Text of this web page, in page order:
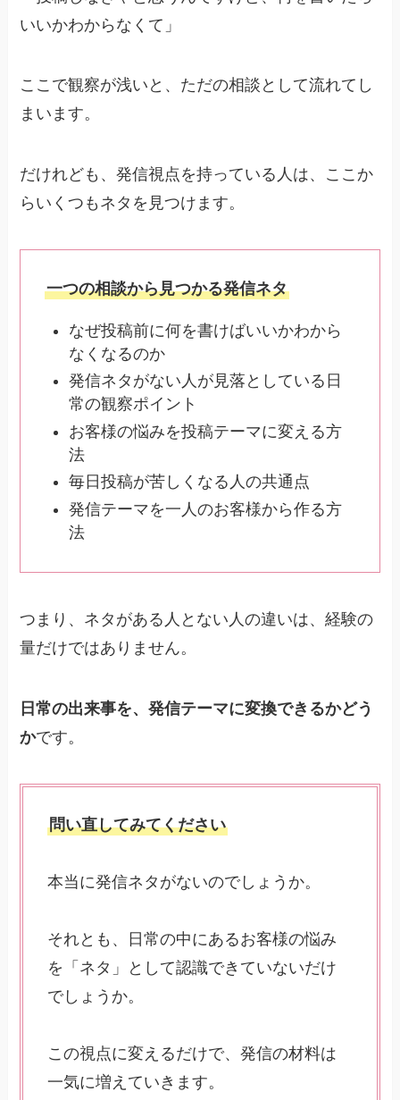
いいかわからなくて」
ここで観察が浅いと、ただの相談として流れてし
まいます。
だけれども、発信視点を持っている人は、ここか
らいくつもネタを見つけます。
一つの相談から見つかる発信ネタ
なぜ投稿前に何を書けばいいかわから
なくなるのか
発信ネタがない人が見落としている日
常の観察ポイント
お客様の悩みを投稿テーマに変える方
法
毎日投稿が苦しくなる人の共通点
発信テーマを一人のお客様から作る方
法
つまり、ネタがある人とない人の違いは、経験の
量だけではありません。
日常の出来事を、発信テーマに変換できるかどう
かです。
問い直してみてください
本当に発信ネタがないのでしょうか。
それとも、日常の中にあるお客様の悩み
を「ネタ」として認識できていないだけ
でしょうか。
この視点に変えるだけで、発信の材料は
一気に増えていきます。